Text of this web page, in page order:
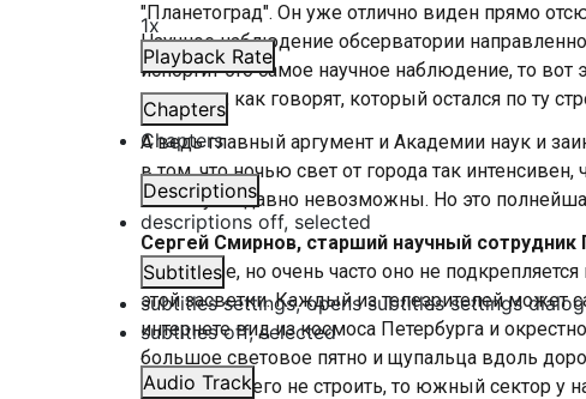
1x
Playback Rate
Chapters
Chapters
Descriptions
descriptions off, selected
Subtitles
subtitles settings, opens subtitles settings dialog
subtitles off, selected
Audio Track
"Планетоград". Он уже отлично виден прямо
Научное наблюдение обсерватории
испортит это самое научное наблюдение, то
от города, как говорят, который остался по ту
А ведь главный аргумент и Академии наук и
в том, что ночью свет от города так
якобы уже давно невозможны. Но это
Сергей Смирнов, старший научный сотрудник
замечание, но очень часто оно не
этой засветки. Каждый из телезрителей может
интернете вид из космоса Петербурга и
большое световое пятно и щупальца вдоль
что если ничего не строить, то южный сектор